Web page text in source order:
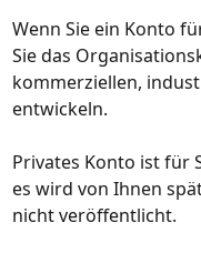
Wenn Sie ein Konto
Sie das
kommerziellen,
entwickeln.
Privates Konto ist für
es wird von Ihnen
nicht veröffentlicht.